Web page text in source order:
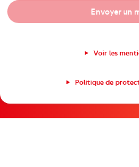
Envoyer un
Voir les
Politique de